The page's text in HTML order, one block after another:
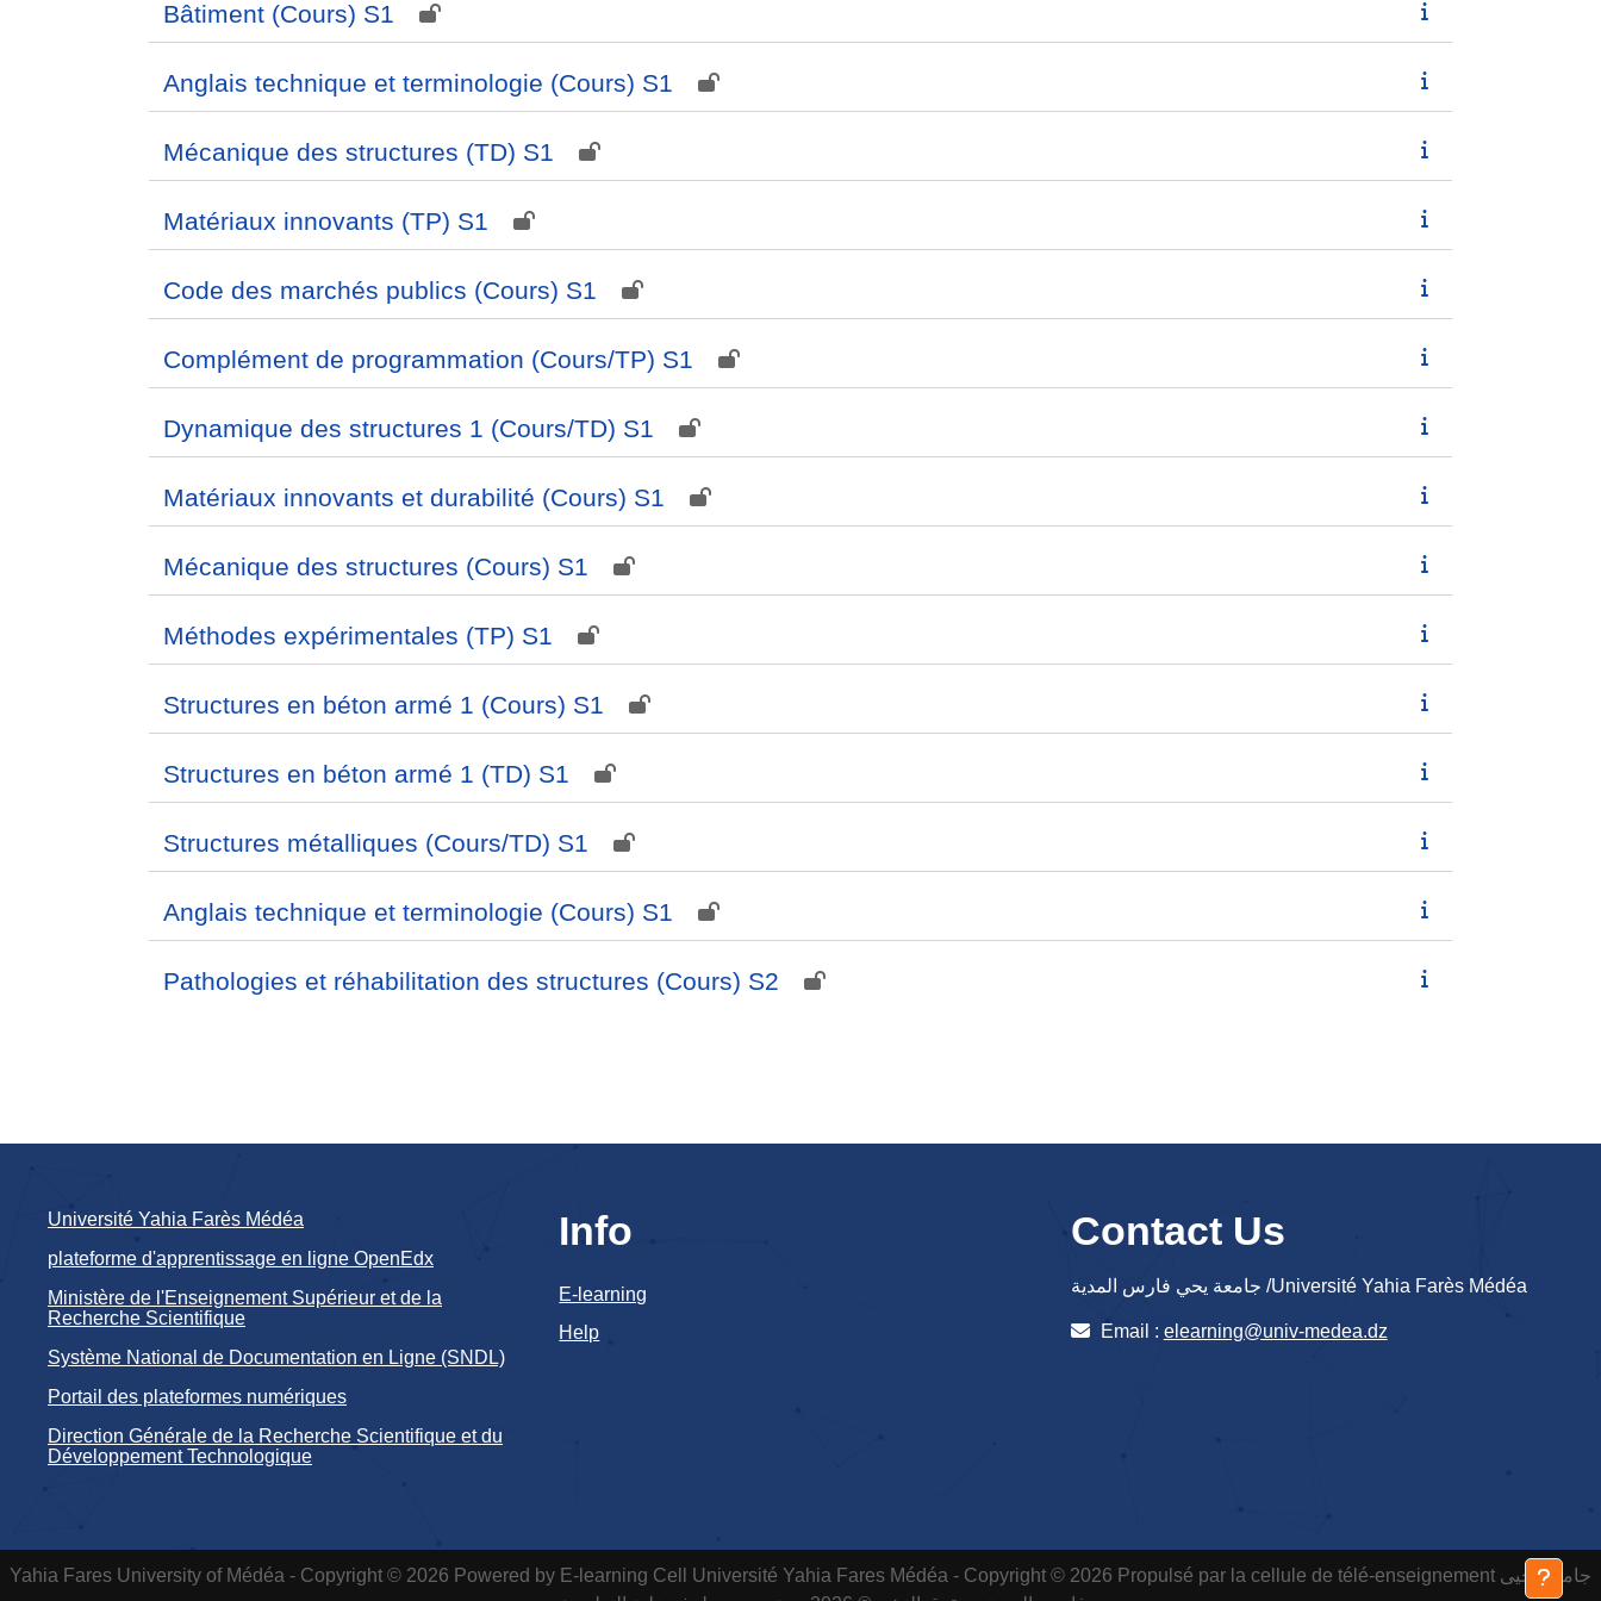
Bâtiment (Cours) S1
Anglais technique et terminologie (Cours) S1
Mécanique des structures (TD) S1
Matériaux innovants (TP) S1
Code des marchés publics (Cours) S1
Complément de programmation (Cours/TP) S1
Dynamique des structures 1 (Cours/TD) S1
Matériaux innovants et durabilité (Cours) S1
Mécanique des structures (Cours) S1
Méthodes expérimentales (TP) S1
Structures en béton armé 1 (Cours) S1
Structures en béton armé 1 (TD) S1
Structures métalliques (Cours/TD) S1
Anglais technique et terminologie (Cours) S1
Pathologies et réhabilitation des structures (Cours) S2
Université Yahia Farès Médéa
plateforme d'apprentissage en ligne OpenEdx
Ministère de l'Enseignement Supérieur et de la
Recherche Scientifique
Système National de Documentation en Ligne (SNDL)
Portail des plateformes numériques
Direction Générale de la Recherche Scientifique et du
Développement Technologique
Info
E-learning
Help
Contact Us
جامعة يحي فارس المدية /Université Yahia Farès Médéa
Email : elearning@univ-medea.dz
Yahia Fares University of Médéa - Copyright © 2026 Powered by E-learning Cell Université Yahia Fares Médéa - Copyright © 2026 Propulsé par la cellule de télé-enseignement جامعة يحيى